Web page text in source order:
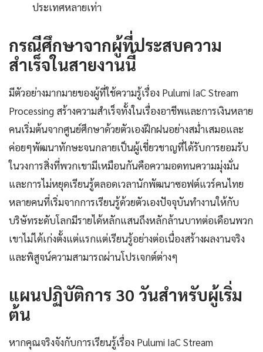
ประเทศหลายเท่า
กรณีศึกษาจากผู้ที่ประสบความ
สำเร็จในสายงานนี้
มีตัวอย่างมากมายของผู้ที่ใช้ความรู้เรื่อง Pulumi IaC Stream
Processing สร้างความสำเร็จทั้งในเรื่องอาชีพและการเงินหลาย
คนเริ่มต้นจากศูนย์ศึกษาด้วยตัวเองฝึกฝนอย่างสม่ำเสมอและ
ค่อยๆพัฒนาทักษะจนกลายเป็นผู้เชี่ยวชาญที่ได้รับการยอมรับ
ในวงการสิ่งที่พวกเขามีเหมือนกันคือความอดทนความมุ่งมั่น
และการไม่หยุดเรียนรู้ตลอดเวลานักพัฒนาซอฟต์แวร์คนไทย
หลายคนที่เริ่มจากการเรียนรู้ด้วยตัวเองปัจจุบันทำงานให้กับ
บริษัทระดับโลกมีรายได้หลักแสนถึงหลักล้านบาทต่อเดือนพวก
เขาไม่ได้เก่งตั้งแต่แรกแต่เรียนรู้อย่างต่อเนื่องสร้างผลงานจริง
และพิสูจน์ความสามารถผ่านโปรเจกต์ต่างๆ
แผนปฏิบัติการ 30 วันสำหรับผู้เริ่ม
ต้น
หากคุณจริงจังกับการเรียนรู้เรื่อง Pulumi IaC Stream